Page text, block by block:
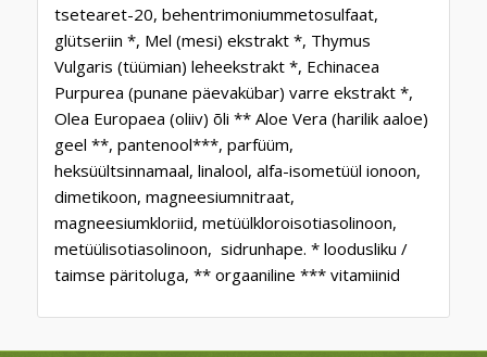
tsetearet-20, behentrimoniummetosulfaat,
glütseriin *, Mel (mesi) ekstrakt *, Thymus
Vulgaris (tüümian) leheekstrakt *, Echinacea
Purpurea (punane päevakübar) varre ekstrakt *,
Olea Europaea (oliiv) õli ** Aloe Vera (harilik aaloe)
geel **, pantenool***, parfüüm,
heksüültsinnamaal, linalool, alfa-isometüül ionoon,
dimetikoon, magneesiumnitraat,
magneesiumkloriid, metüülkloroisotiasolinoon,
metüülisotiasolinoon, sidrunhape. * loodusliku /
taimse päritoluga, ** orgaaniline *** vitamiinid